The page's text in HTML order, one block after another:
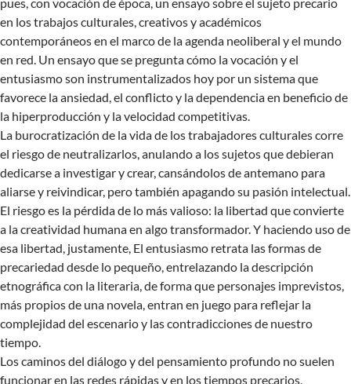
en los trabajos culturales, creativos y académicos
contemporáneos en el marco de la agenda neoliberal y el mundo
en red. Un ensayo que se pregunta cómo la vocación y el
entusiasmo son instrumentalizados hoy por un sistema que
favorece la ansiedad, el conflicto y la dependencia en beneficio de
la hiperproducción y la velocidad competitivas.
La burocratización de la vida de los trabajadores culturales corre
el riesgo de neutralizarlos, anulando a los sujetos que debieran
dedicarse a investigar y crear, cansándolos de antemano para
aliarse y reivindicar, pero también apagando su pasión intelectual.
El riesgo es la pérdida de lo más valioso: la libertad que convierte
a la creatividad humana en algo transformador. Y haciendo uso de
esa libertad, justamente, El entusiasmo retrata las formas de
precariedad desde lo pequeño, entrelazando la descripción
etnográfica con la literaria, de forma que personajes imprevistos,
más propios de una novela, entran en juego para reflejar la
complejidad del escenario y las contradicciones de nuestro
tiempo.
Los caminos del diálogo y del pensamiento profundo no suelen
funcionar en las redes rápidas y en los tiempos precarios,